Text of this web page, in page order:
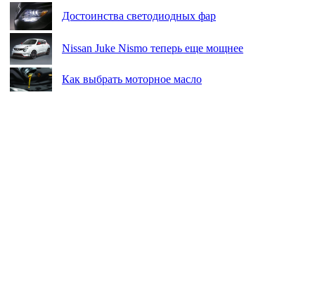
Достоинства светодиодных фар
Nissan Juke Nismo теперь еще мощнее
Как выбрать моторное масло